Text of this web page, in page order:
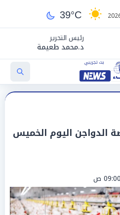
39°C
رئيس التحرير
د.محمد طعيمة
الدواجن اليوم الخميس